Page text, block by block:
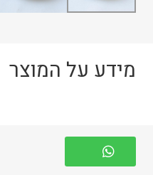
מידע על המוצר